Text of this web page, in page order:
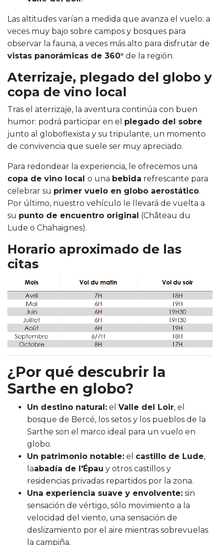
Las altitudes varían a medida que avanza el vuelo: a
veces muy bajo sobre campos y bosques para
observar la fauna, a veces más alto para disfrutar de
vistas panorámicas de 360° de la región.
Aterrizaje, plegado del globo y
copa de vino local
Tras el aterrizaje, la aventura continúa con buen
humor: podrá participar en el plegado del sobre
junto al globoflexista y su tripulante, un momento
de convivencia que suele ser muy apreciado.
Para redondear la experiencia, le ofrecemos una
copa de vino local o una bebida refrescante para
celebrar su primer vuelo en globo aerostático.
Por último, nuestro vehículo le llevará de vuelta a
su punto de encuentro original (Château du
Lude o Chahaignes).
Horario aproximado de las
citas
¿Por qué descubrir la
Sarthe en globo?
Un destino natural: el Valle del Loir, el
bosque de Bercé, los setos y los pueblos de la
Sarthe son el marco ideal para un vuelo en
globo.
Un patrimonio notable: el castillo de Lude,
laabadía de l'Épau y otros castillos y
residencias privadas repartidos por la zona.
Una experiencia suave y envolvente: sin
sensación de vértigo, sólo movimiento a la
velocidad del viento, una sensación de
deslizamiento por el aire mientras sobrevuelas
la campiña.